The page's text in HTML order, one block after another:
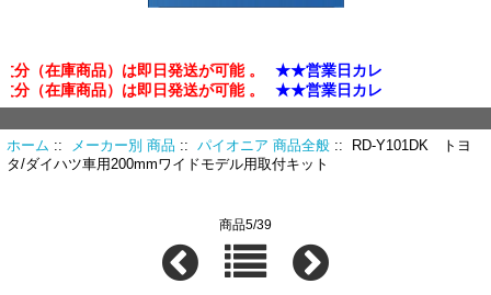
（在庫商品）は即日発送が可能 。
★★営業日カレンダー確認★★
（在庫商品）は即日発送が可能 。
★★営業日カレンダー確認★★
ホーム :: メーカー別 商品 ::パイオニア 商品全般 :: RD-Y101DK トヨ
タ/ダイハツ車用200mmワイドモデル用取付キット
商品5/39